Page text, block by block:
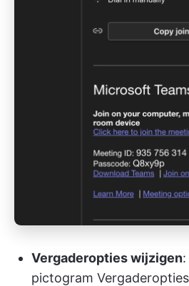
Vergaderopties wijzigen
pictogram